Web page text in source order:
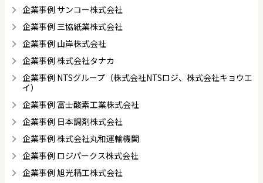
企業事例 サンコー株式会社
企業事例 三協紙業株式会社
企業事例 山岸株式会社
企業事例 株式会社タナカ
企業事例 NTSグループ（株式会社NTSロジ、株式会社キョウエ
イ）
企業事例 富士酸素工業株式会社
企業事例 日本調剤株式会社
企業事例 株式会社丸和運輸機関
企業事例 ロジパークス株式会社
企業事例 旭光精工株式会社